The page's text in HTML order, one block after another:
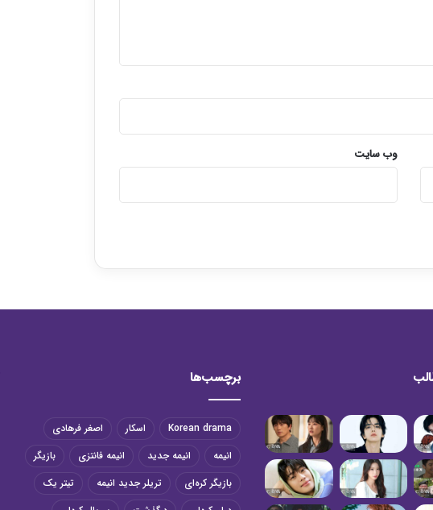
وب‌ سایت
برچسب‌ها
Korean drama اسکار
اصغر فرهادی
انیمه
انیمه جدید انیمه فانتزی
بازیگر
بازیگر کره‌ای
تریلر جدید انیمه
تیتر یک